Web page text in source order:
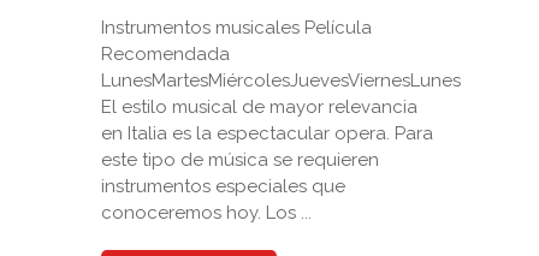
Instrumentos musicales Película
Recomendada
LunesMartesMiércolesJuevesViernesLunes
El estilo musical de mayor relevancia
en Italia es la espectacular opera. Para
este tipo de música se requieren
instrumentos especiales que
conoceremos hoy. Los ...